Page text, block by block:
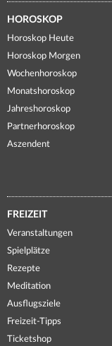
HOROSKOP
Horoskop Heute
Horoskop Morgen
Wochenhoroskop
Monatshoroskop
Jahreshoroskop
Partnerhoroskop
Aszendent
FREIZEIT
Veranstaltungen
Spielplätze
Rezepte
Meditation
Ausflugsziele
Freizeit-Tipps
Ticketshop